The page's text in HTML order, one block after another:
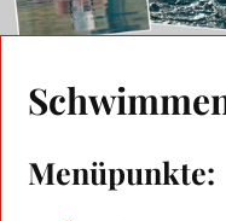
Menüpunkte: